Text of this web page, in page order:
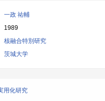
一政 祐輔
1989
核融合特別研究
茨城大学
用化研究